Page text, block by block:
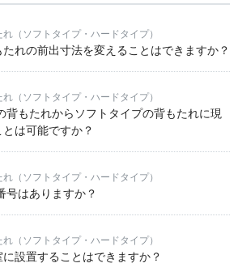
れ（ソフトタイプ・ハードタイプ）
れの前出寸法を変えることはできますか？
れ（ソフトタイプ・ハードタイプ）
背もたれからソフトタイプの背もたれに現
は可能ですか？
れ（ソフトタイプ・ハードタイプ）
号はありますか？
れ（ソフトタイプ・ハードタイプ）
設置することはできますか？